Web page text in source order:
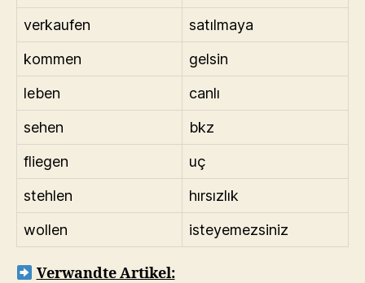
verkaufen
satılmaya
kommen
gelsin
leben
canlı
sehen
bkz
fliegen
uç
stehlen
hırsızlık
wollen
isteyemezsiniz
Verwandte Artikel: